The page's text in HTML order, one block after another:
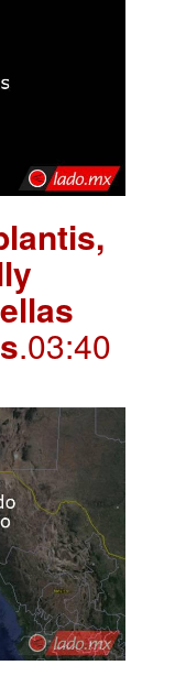
.03:40